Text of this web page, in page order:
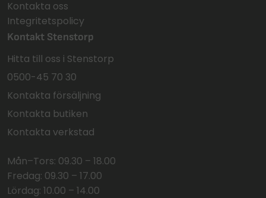
Kontakta oss
Integritetspolicy
Kontakt Stenstorp
Hitta till oss i Stenstorp
0500-45 70 30
Kontakta försäljning
Kontakta butiken
Kontakta verkstad
Mån–Tors: 09.30 – 18.00
Fredag: 09.30 – 17.00
Lördag: 10.00 – 14.00